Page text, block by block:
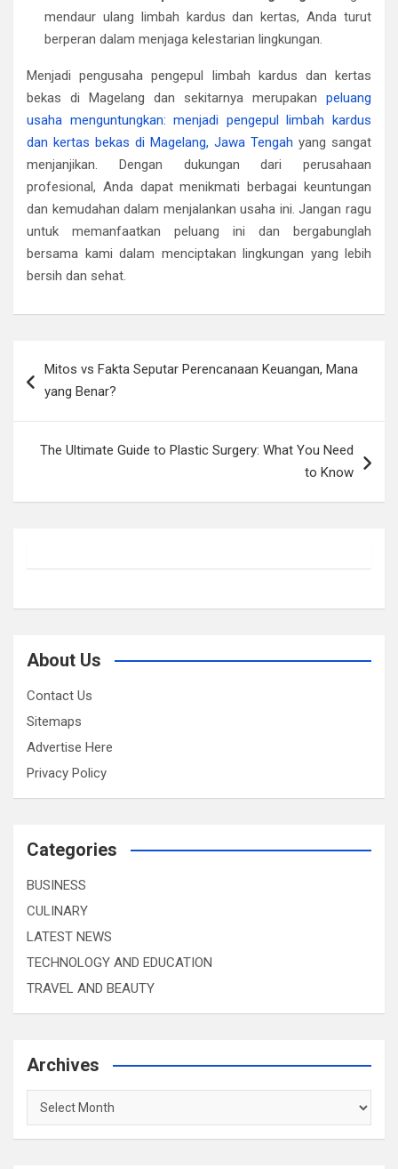
mendaur ulang limbah kardus dan kertas, Anda turut
berperan dalam menjaga kelestarian lingkungan.
Menjadi pengusaha pengepul limbah kardus dan kertas
bekas di Magelang dan sekitarnya merupakan peluang
usaha menguntungkan: menjadi pengepul limbah kardus
dan kertas bekas di Magelang, Jawa Tengah yang sangat
menjanjikan. Dengan dukungan dari perusahaan
profesional, Anda dapat menikmati berbagai keuntungan
dan kemudahan dalam menjalankan usaha ini. Jangan ragu
untuk memanfaatkan peluang ini dan bergabunglah
bersama kami dalam menciptakan lingkungan yang lebih
bersih dan sehat.
navigation
Mitos vs Fakta Seputar Perencanaan Keuangan, Mana
yang Benar?
The Ultimate Guide to Plastic Surgery: What You Need
to Know
About Us
Contact Us
Sitemaps
Advertise Here
Privacy Policy
Categories
BUSINESS
CULINARY
LATEST NEWS
TECHNOLOGY AND EDUCATION
TRAVEL AND BEAUTY
Archives
Archives